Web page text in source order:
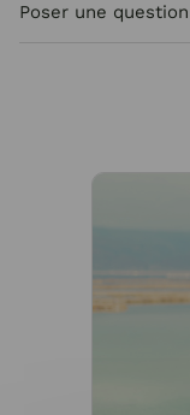
Poser une question